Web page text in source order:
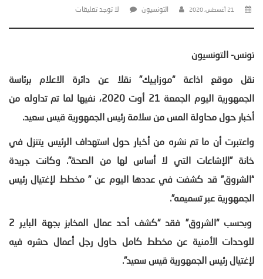
21 أغسطس، 2020 التونسيون لا توجد تعليقات
تونس- التونسيون
نقل موقع اذاعة “موزاييك” نقلا عن دائرة الاعلام برئاسة
الجمهورية اليوم الجمعة 21 أوت 2020، نفيها لما تم تداوله من
أخبار حول محاولة المس من سلامة رئيس الجمهورية قيس سعيد.
واعتبرت أن ما تم نشره من أخبار حول استهداف الرئيس يتنزل في
خانة ”الإشاعات التي لا أساس لها من الصحة”. وكانت جريدة
“الشروق” قد كشفت في عددها اليوم عن ” مخطط لإغتيال رئيس
الجمهورية عبر تسميمه”.
وبحسب “الشروق” فقد “كشف أحد عمال المخابز بجهة الباير 2
للوحدات الأمنية عن مخطط كامل حاول رجل أعمال حشره فيه
لإغتيال رئيس الجمهورية قيس سعيد”.